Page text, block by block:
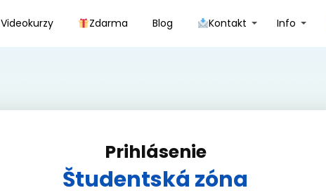
Videokurzy Zdarma Blog Kontakt Info
Prihlásenie
Študentská zóna